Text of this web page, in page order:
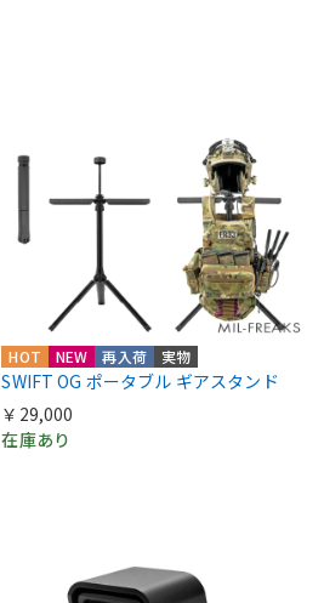
HOT NEW 再入荷 実物
SWIFT OG ポータブル ギアスタンド
￥29,000
在庫あり